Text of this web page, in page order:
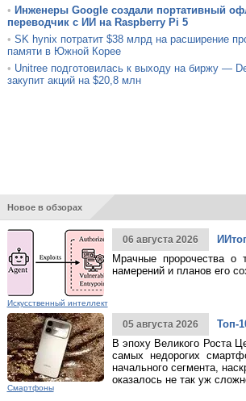
• Инженеры Google создали портативный
переводчик с ИИ на Raspberry Pi 5
• SK hynix потратит $38 млрд на расширение
памяти в Южной Корее
• Unitree подготовилась к выходу на биржу —
закупит акций на $20,8 млн
Новое в обзорах
Искусственный интеллект
06 августа 2026
Мрачные пророчества о
намерений и планов его
Смартфоны
05 августа 2026
Топ-
В эпоху Великого Роста
самых недорогих
начального сегмента,
оказалось не так уж